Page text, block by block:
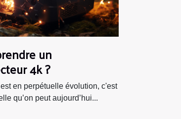
un
4k ?
en perpétuelle évolution, c'est
qu’on peut aujourd’hui...